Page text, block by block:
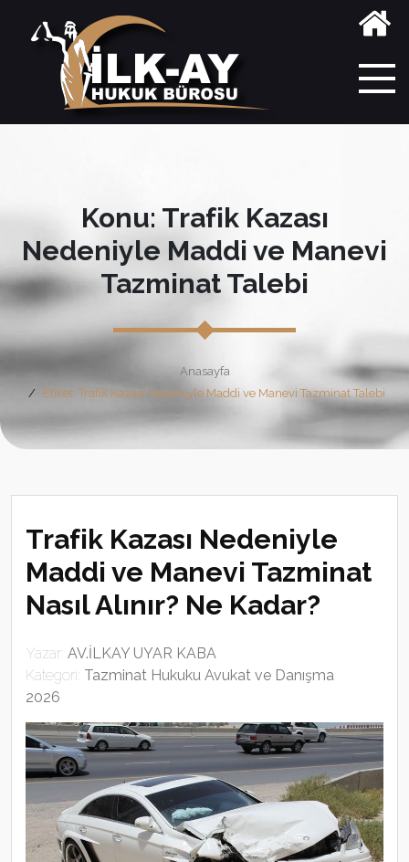
Konu: Trafik Kazası
Nedeniyle Maddi ve Manevi
Tazminat Talebi
Anasayfa
Etiket: Trafik Kazası Nedeniyle Maddi ve Manevi Tazminat Talebi
Trafik Kazası Nedeniyle
Maddi ve Manevi Tazminat
Nasıl Alınır? Ne Kadar?
Yazar: AV.İLKAY UYAR KABA
Kategori: Tazminat Hukuku Avukat ve Danışma
2026